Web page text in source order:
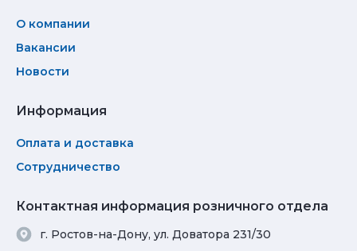
О компании
Вакансии
Новости
Информация
Оплата и доставка
Сотрудничество
Контактная информация розничного отдела
г. Ростов-на-Дону, ул. Доватора 231/30